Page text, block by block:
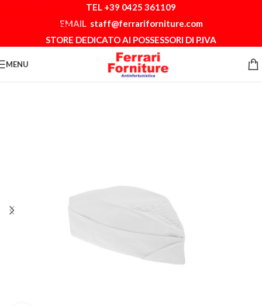
Skip to main content
TEL +39 0425 361109
EMAIL staff@ferrariforniture.com
STORE DEDICATO AI POSSESSORI DI P.IVA
MENU